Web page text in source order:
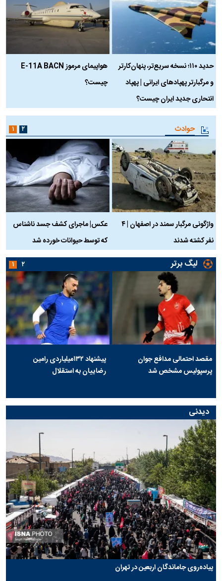
حدید ۱۱۰؛ نسخه سریع‌تر، پنهان‌کارتر
و مرگبارتر پهپادهای ایرانی | پهپاد
انتحاری جدید ایران چیست؟
هواپیمای مرموز E-11A BACN
چیست؟
حوادث
واژگونی مرگبار سمند در اصفهان | ۴
نفر کشته شدند
عکس| ماجرای کشف جسد ناشناس
که توسط حیوانات خورده شد
۱ ۲
لیگ برتر
مقصد احتمالی مدافع جوان
پرسپولیس مشخص شد
پیشنهاد ۱۳۲میلیاردی رامین
رضاییان به استقلال
۱ ۲
دیدنی
پیاده‌روی جاماندگان اربعین در تهران